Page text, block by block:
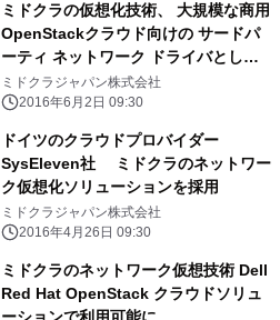
ミドクラの仮想化技術、 大規模な商用
OpenStackクラウド向けの サードパ
ーティ ネットワーク ドライバとして1
位に
ミドクラジャパン株式会社
2016年6月2日 09:30
ドイツのクラウドプロバイダー
SysEleven社 ミドクラのネットワー
ク仮想化ソリューションを採用
ミドクラジャパン株式会社
2016年4月26日 09:30
ミドクラのネットワーク仮想技術 Dell
Red Hat OpenStack クラウドソリュ